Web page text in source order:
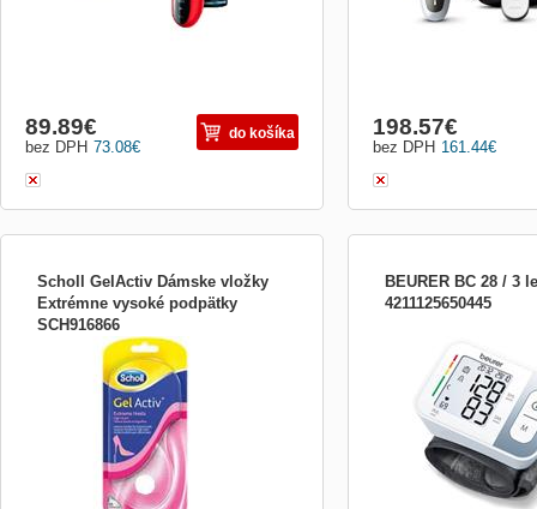
73.08€
bez DPH
89.89€ do košíka
161.44€
bez DPH
198.57€
Scholl GelActiv Dámske vložky
Extrémne vysoké podpätky
SCH916866
Určené pro všední den pro muže.
Technologie GelActiv™ účinně tlumí
nárazy a pomáhá snižovat nadměrný tlak
vznikající při chůzi a denních činnostech.
Velikost: A-42/43; B-44; C-45/46,5, plná
BEURER BC 28 / 3
4211125650445
arytmie, 2x60 pamětí,
14 - 19,5 cm, signalizace
datum, čitelný LCD displej